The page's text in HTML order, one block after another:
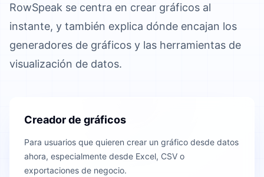
RowSpeak se centra en crear gráficos al
instante, y también explica dónde encajan los
generadores de gráficos y las herramientas de
visualización de datos.
Creador de gráficos
Para usuarios que quieren crear un gráfico desde datos
ahora, especialmente desde Excel, CSV o
exportaciones de negocio.